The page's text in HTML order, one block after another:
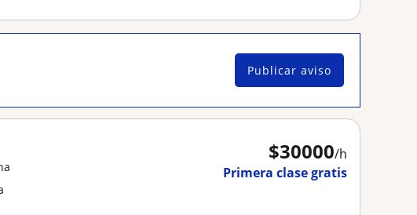
Publicar aviso
$30000/h
Primera clase gratis